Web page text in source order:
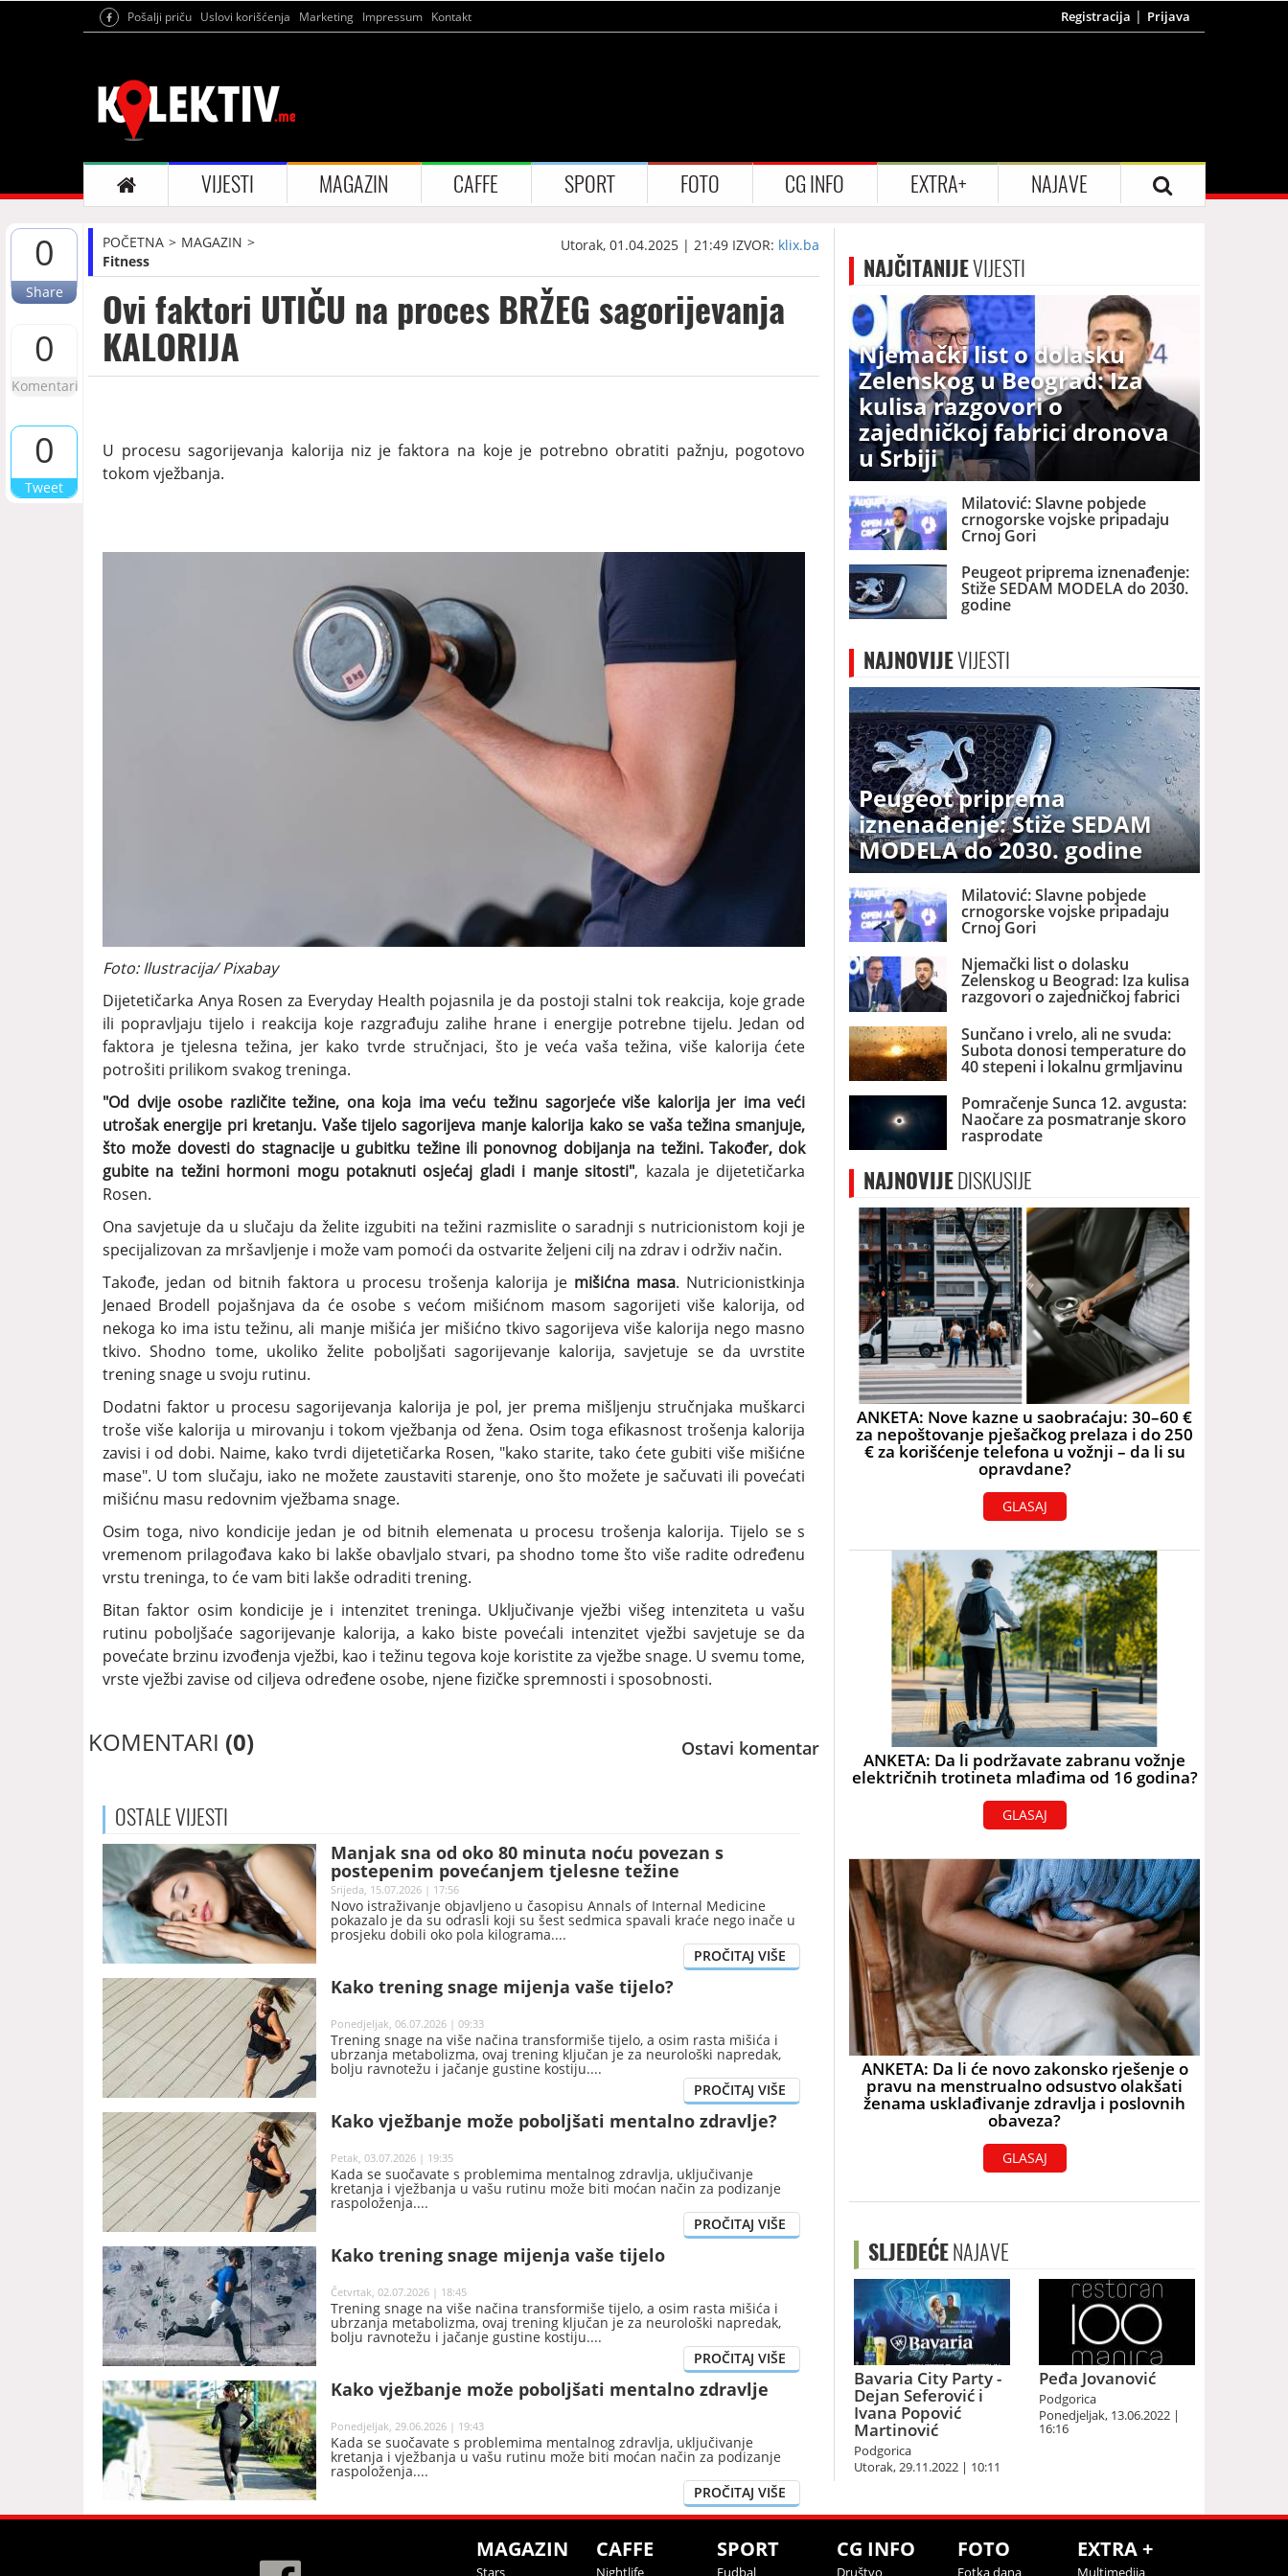
Pošalji priču Uslovi korišćenja Marketing Impressum Kontakt Registracija Prijava
VIJESTI MAGAZIN CAFFE SPORT FOTO CG INFO EXTRA+ NAJAVE
0
Share
0
Komentari
0
Tweet
POČETNA
MAGAZIN
Fitness
Utorak, 01.04.2025 | 21:49 IZVOR: klix.ba
Ovi faktori UTIČU na proces BRŽEG sagorijevanja
KALORIJA
U procesu sagorijevanja kalorija niz je faktora na koje je potrebno obratiti pažnju, pogotovo
tokom vježbanja.
Foto: Ilustracija/ Pixabay
Dijetetičarka Anya Rosen za Everyday Health pojasnila je da postoji stalni tok reakcija, koje grade
ili popravljaju tijelo i reakcija koje razgrađuju zalihe hrane i energije potrebne tijelu. Jedan od
faktora je tjelesna težina, jer kako tvrde stručnjaci, što je veća vaša težina, više kalorija ćete
potrošiti prilikom svakog treninga.
"Od dvije osobe različite težine, ona koja ima veću težinu sagorjeće više kalorija jer ima veći
utrošak energije pri kretanju. Vaše tijelo sagorijeva manje kalorija kako se vaša težina smanjuje,
što može dovesti do stagnacije u gubitku težine ili ponovnog dobijanja na težini. Također, dok
gubite na težini hormoni mogu potaknuti osjećaj gladi i manje sitosti", kazala je dijetetičarka
Rosen.
Ona savjetuje da u slučaju da želite izgubiti na težini razmislite o saradnji s nutricionistom koji je
specijalizovan za mršavljenje i može vam pomoći da ostvarite željeni cilj na zdrav i održiv način.
Takođe, jedan od bitnih faktora u procesu trošenja kalorija je mišićna masa. Nutricionistkinja
Jenaed Brodell pojašnjava da će osobe s većom mišićnom masom sagorijeti više kalorija, od
nekoga ko ima istu težinu, ali manje mišića jer mišićno tkivo sagorijeva više kalorija nego masno
tkivo. Shodno tome, ukoliko želite poboljšati sagorijevanje kalorija, savjetuje se da uvrstite
trening snage u svoju rutinu.
Dodatni faktor u procesu sagorijevanja kalorija je pol, jer prema mišljenju stručnjaka muškarci
troše više kalorija u mirovanju i tokom vježbanja od žena. Osim toga efikasnost trošenja kalorija
zavisi i od dobi. Naime, kako tvrdi dijetetičarka Rosen, "kako starite, tako ćete gubiti više mišićne
mase". U tom slučaju, iako ne možete zaustaviti starenje, ono što možete je sačuvati ili povećati
mišićnu masu redovnim vježbama snage.
Osim toga, nivo kondicije jedan je od bitnih elemenata u procesu trošenja kalorija. Tijelo se s
vremenom prilagođava kako bi lakše obavljalo stvari, pa shodno tome što više radite određenu
vrstu treninga, to će vam biti lakše odraditi trening.
Bitan faktor osim kondicije je i intenzitet treninga. Uključivanje vježbi višeg intenziteta u vašu
rutinu poboljšaće sagorijevanje kalorija, a kako biste povećali intenzitet vježbi savjetuje se da
povećate brzinu izvođenja vježbi, kao i težinu tegova koje koristite za vježbe snage. U svemu tome,
vrste vježbi zavise od ciljeva određene osobe, njene fizičke spremnosti i sposobnosti.
KOMENTARI (0) Ostavi komentar
OSTALEVIJESTI
Manjak sna od oko 80 minuta noću povezan s
postepenim povećanjem tjelesne težine
Srijeda, 15.07.2026 | 17:56
Novo istraživanje objavljeno u časopisu Annals of Internal Medicine
pokazalo je da su odrasli koji su šest sedmica spavali kraće nego inače u
prosjeku dobili oko pola kilograma.
Kako trening snage mijenja vaše tijelo?
Ponedjeljak, 06.07.2026 | 09:33
Trening snage na više načina transformiše tijelo, a osim rasta mišića i
ubrzanja metabolizma, ovaj trening ključan je za neurološki napredak,
bolju ravnotežu i jačanje gustine kostiju.
Kako vježbanje može poboljšati mentalno zdravlje?
Petak, 03.07.2026 | 19:35
Kada se suočavate s problemima mentalnog zdravlja, uključivanje
kretanja i vježbanja u vašu rutinu može biti moćan način za podizanje
raspoloženja.
Kako trening snage mijenja vaše tijelo
Četvrtak, 02.07.2026 | 18:45
Trening snage na više načina transformiše tijelo, a osim rasta mišića i
ubrzanja metabolizma, ovaj trening ključan je za neurološki napredak,
bolju ravnotežu i jačanje gustine kostiju.
Kako vježbanje može poboljšati mentalno zdravlje
Ponedjeljak, 29.06.2026 | 19:43
Kada se suočavate s problemima mentalnog zdravlja, uključivanje
kretanja i vježbanja u vašu rutinu može biti moćan način za podizanje
raspoloženja.
NAJČITANIJEVIJESTI
Njemački list o dolasku
Zelenskog u Beograd: Iza
kulisa razgovori o
zajedničkoj fabrici dronova
u Srbiji
Milatović: Slavne pobjede
crnogorske vojske pripadaju
Crnoj Gori
Peugeot priprema iznenađenje:
Stiže SEDAM MODELA do 2030.
godine
NAJNOVIJEVIJESTI
Peugeot priprema
iznenađenje: Stiže SEDAM
MODELA do 2030. godine
Milatović: Slavne pobjede
crnogorske vojske pripadaju
Crnoj Gori
Njemački list o dolasku
Zelenskog u Beograd: Iza kulisa
razgovori o zajedničkoj fabrici
dronova u Srbiji
Sunčano i vrelo, ali ne svuda:
Subota donosi temperature do
40 stepeni i lokalnu grmljavinu
Pomračenje Sunca 12. avgusta:
Naočare za posmatranje skoro
rasprodate
NAJNOVIJEDISKUSIJE
ANKETA: Nove kazne u saobraćaju: 30–60 €
za nepoštovanje pješačkog prelaza i do 250
€ za korišćenje telefona u vožnji – da li su
opravdane?
GLASAJ
ANKETA: Da li podržavate zabranu vožnje
električnih trotineta mlađima od 16 godina?
GLASAJ
ANKETA: Da li će novo zakonsko rješenje o
pravu na menstrualno odsustvo olakšati
ženama usklađivanje zdravlja i poslovnih
obaveza?
GLASAJ
SLJEDEĆENAJAVE
Bavaria City Party -
Dejan Seferović i
Ivana Popović
Martinović
Podgorica
Utorak, 29.11.2022 | 10:11
Peđa Jovanović
Podgorica
Ponedjeljak, 13.06.2022 |
16:16
MAGAZIN
Stars
CAFFE
Nightlife
SPORT
Fudbal
CG INFO
Društvo
FOTO
Fotka dana
EXTRA +
Multimedija